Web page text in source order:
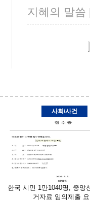
지혜의 말씀 |
사회/사건
한국 시민 1만1040명, 중앙
거자료 임의제출 요